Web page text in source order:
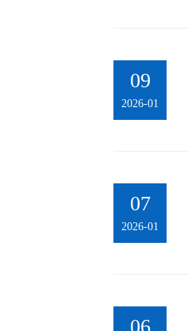
09
2026-01
07
2026-01
06